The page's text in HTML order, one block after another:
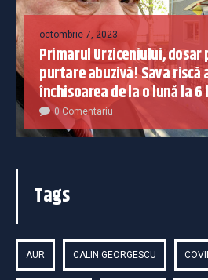
octombrie 7, 2023
Primarul Urziceniului,
purtare abuzivă! Sava riscă
închisoarea de la o lună la 6
0 Comentariu
Tags
AUR CALIN GEORGESCU